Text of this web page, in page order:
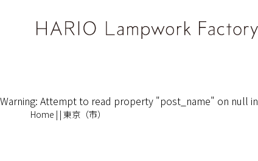
Warning: Attempt to read property "post_name" on null in
Home | | 東京（市）